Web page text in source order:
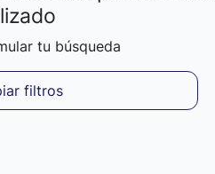
tu búsqueda
filtros